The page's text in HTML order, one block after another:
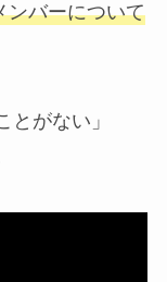
ンバーについて
とがない」